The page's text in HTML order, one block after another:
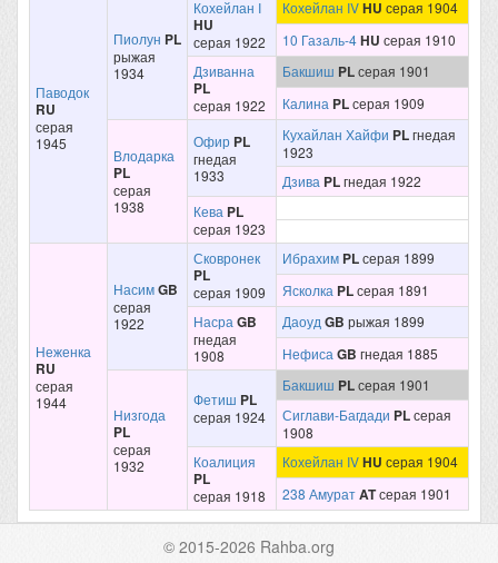
Паводок
RU
серая
1945
Пиолун PL
рыжая
1934
Кохейлан I
HU
серая 1922
Кохейлан IVHU серая 1904
10 Газаль-4HU серая 1910
Дзиванна
PL
серая 1922
Бакшиш PLсерая 1901
Калина PLсерая 1909
Влодарка
PL
серая
1938
Офир PL
гнедая
1933
Кухайлан Хайфи PLгнедая
1923
Дзива PLгнедая 1922
Кева PL
серая 1923
Неженка
RU
серая
1944
НасимGB
серая
1922
Сковронек
PL
серая 1909
Ибрахим PLсерая 1899
Ясколка PLсерая 1891
Насра GB
гнедая
1908
Даоуд GB рыжая 1899
Нефиса GB гнедая 1885
Низгода
PL
серая
1932
Фетиш PL
серая 1924
Бакшиш PLсерая 1901
Сиглави-Багдади PLсерая
1908
Коалиция
PL
серая 1918
Кохейлан IVHU серая 1904
238 АмуратATсерая 1901
© 2015-2026 Rahba.org